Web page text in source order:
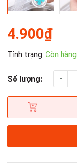
4.900₫
Tình trạng: Còn hàng
Số lượng: -